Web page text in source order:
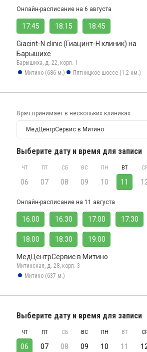
Онлайн-расписание на 6 августа
17:45 18:15 18:45
Giacint-N clinic (Гиацинт-Н клиник) на
Барышихе
Барышиха, д. 22, корп. 1
Митино (686 м.)
Пятницкое шоссе (1.2 км.)
Врач принимает в нескольких клиниках
МедЦентрСервис в Митино
Выберите дату и время для записи
ЧТ
06
ПТ
07
СБ
08
ВС
09
ПН
10
ВТ
11
Онлайн-расписание на 11 августа
16:00 16:30 17:00 17:30
18:00 18:30 19:00
МедЦентрСервис в Митино
Митинская, д. 28, корп. 3
Митино (637 м.)
Выберите дату и время для записи
ЧТ
06
ПТ
07
СБ
08
ВС
09
ПН
10
ВТ
11